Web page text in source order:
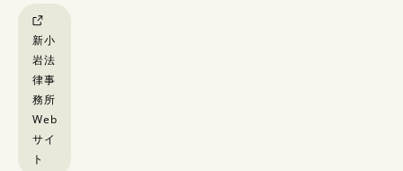
新小
岩法
律事
務所
Web
サイ
ト